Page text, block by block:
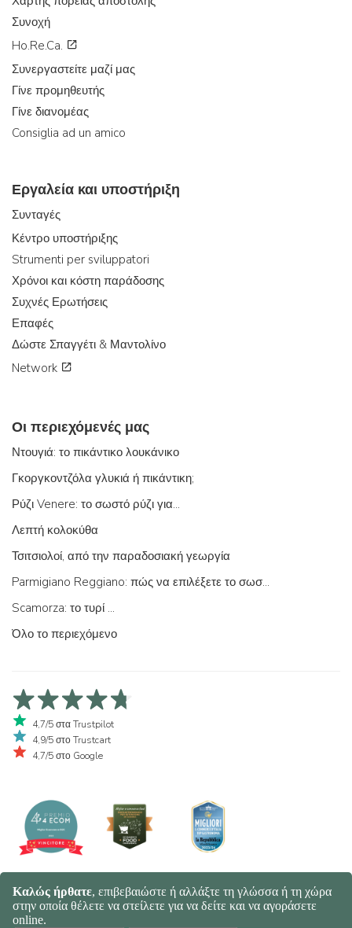
Συνοχή
Ho.Re.Ca.
Συνεργαστείτε μαζί μας
Γίνε προμηθευτής
Γίνε διανομέας
Consiglia ad un amico
Εργαλεία και υποστήριξη
Συνταγές
Κέντρο υποστήριξης
Strumenti per sviluppatori
Χρόνοι και κόστη παράδοσης
Συχνές Ερωτήσεις
Επαφές
Δώστε Σπαγγέτι & Μαντολίνο
Network
Οι περιεχόμενές μας
Ντουγιά: το πικάντικο λουκάνικο
Γκοργκοντζόλα γλυκιά ή πικάντικη;
Ρύζι Venere: το σωστό ρύζι για...
Λεπτή κολοκύθα
Τσιτσιολοί, από την παραδοσιακή γεωργία
Parmigiano Reggiano: πώς να επιλέξετε το σωστό
Scamorza: το τυρί ...
Όλο το περιεχόμενο
4,7/5 στα Trustpilot
4,9/5 στο Trustcart
4,7/5 στο Google
© 2026 Spaghetti e Mandolino SRL - Società Benefit | Verona - Italy |
+39 351 865 9444 | P.I. IT04913730232 | Certificazione BIO: IT-BIO-
016.380-0110744.2026.001 | REA VR-455804 |Πολιτική Απορρήτου